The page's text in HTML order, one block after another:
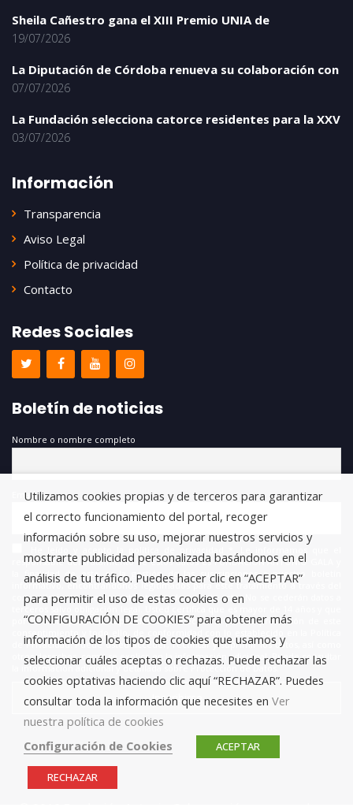
Sheila Cañestro gana el XIII Premio UNIA de
19/07/2026
La Diputación de Córdoba renueva su colaboración con
07/07/2026
La Fundación selecciona catorce residentes para la XXV
03/07/2026
Información
Transparencia
Aviso Legal
Política de privacidad
Contacto
Redes Sociales
Boletín de noticias
Nombre o nombre completo
Email
responsable del tratamiento de estos datos es FUNDACIÓN ANTONIO GALA y
la finalidad de este es la gestión de las suscripciones a nuestro boletín
informativo, encontrándonos legitimados para este tratamiento a través del
consentimiento que nos está otorgando en este acto. No se cederán datos a
terceros salvo obligación legal. Usted certifica que es mayor de 14 años y que
por lo tanto posee la capacidad legal necesaria para la prestación de este
de Privacidad. Puede usted acceder, rectificar y suprimir los datos, así como
otros derechos, como se explica en la información adicional. Puede consultar
la información adicional y detallada sobre Protección de Datos.
Utilizamos cookies propias y de terceros para garantizar
el correcto funcionamiento del portal, recoger
información sobre su uso, mejorar nuestros servicios y
mostrarte publicidad personalizada basándonos en el
análisis de tu tráfico. Puedes hacer clic en “ACEPTAR”
para permitir el uso de estas cookies o en
“CONFIGURACIÓN DE COOKIES” para obtener más
información de los tipos de cookies que usamos y
seleccionar cuáles aceptas o rechazas. Puede rechazar las
cookies optativas haciendo clic aquí “RECHAZAR”. Puedes
consultar toda la información que necesites en Ver
nuestra política de cookies
Configuración de Cookies
ACEPTAR
RECHAZAR